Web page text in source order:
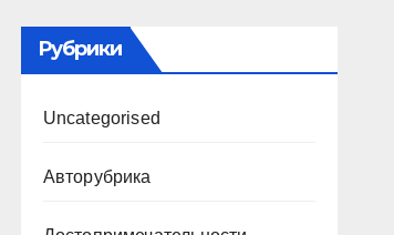
Рубрики
Uncategorised
Авторубрика